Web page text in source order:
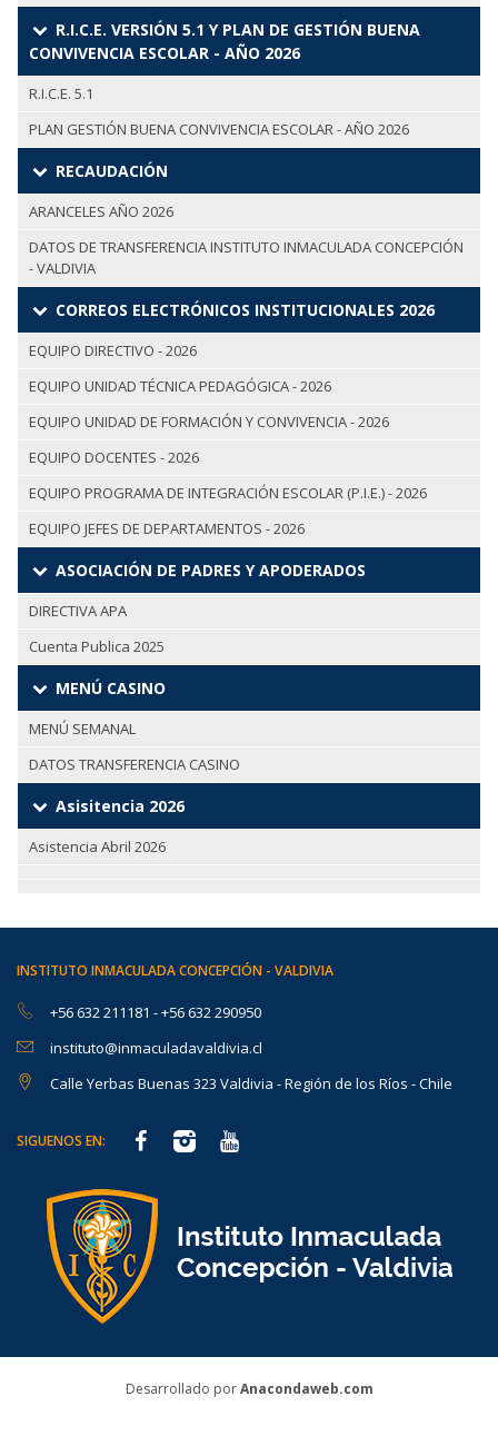
R.I.C.E. VERSIÓN 5.1 Y PLAN DE GESTIÓN BUENA
CONVIVENCIA ESCOLAR - AÑO 2026
R.I.C.E. 5.1
PLAN GESTIÓN BUENA CONVIVENCIA ESCOLAR - AÑO 2026
RECAUDACIÓN
ARANCELES AÑO 2026
DATOS DE TRANSFERENCIA INSTITUTO INMACULADA CONCEPCIÓN
- VALDIVIA
CORREOS ELECTRÓNICOS INSTITUCIONALES 2026
EQUIPO DIRECTIVO - 2026
EQUIPO UNIDAD TÉCNICA PEDAGÓGICA - 2026
EQUIPO UNIDAD DE FORMACIÓN Y CONVIVENCIA - 2026
EQUIPO DOCENTES - 2026
EQUIPO PROGRAMA DE INTEGRACIÓN ESCOLAR (P.I.E.) - 2026
EQUIPO JEFES DE DEPARTAMENTOS - 2026
ASOCIACIÓN DE PADRES Y APODERADOS
DIRECTIVA APA
Cuenta Publica 2025
MENÚ CASINO
MENÚ SEMANAL
DATOS TRANSFERENCIA CASINO
Asisitencia 2026
Asistencia Abril 2026
INSTITUTO INMACULADA CONCEPCIÓN - VALDIVIA
+56 632 211181 -+56 632 290950
instituto@inmaculadavaldivia.cl
Calle Yerbas Buenas 323 Valdivia - Región de los Ríos - Chile
SIGUENOS EN:
Desarrollado porAnacondaweb.com